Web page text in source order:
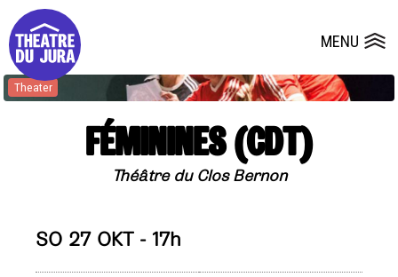
MENU
Presse Dépôts de dossiers
Theater
FÉMININES (CDT)
Théâtre du Clos Bernon
SO 27 OKT - 17h